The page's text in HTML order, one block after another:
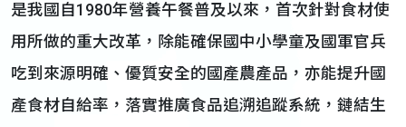
是我國自1980年營養午餐普及以來，首次針對食材使
用所做的重大改革，除能確保國中小學童及國軍官兵
吃到來源明確、優質安全的國產農產品，亦能提升國
產食材自給率，落實推廣食品追溯追蹤系統，鏈結生